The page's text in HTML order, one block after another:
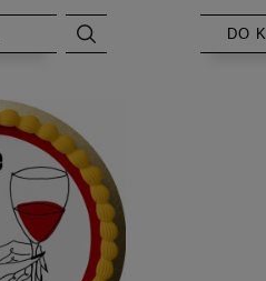
DO